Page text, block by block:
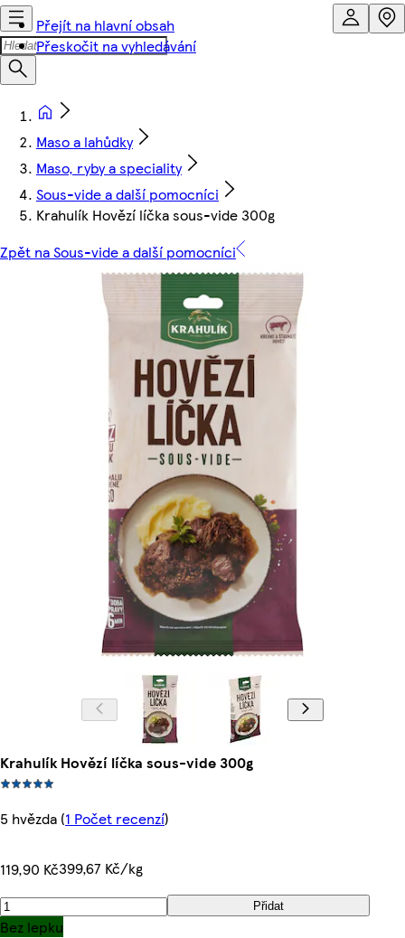
Přejít na hlavní obsah
Přeskočit na vyhledávání
Maso a lahůdky
Maso, ryby a speciality
Sous-vide a další pomocníci
Krahulík Hovězí líčka sous-vide 300g
Zpět na Sous-vide a další pomocníci
Krahulík Hovězí líčka sous-vide 300g
5 hvězda (1 Počet recenzí)
119,90 Kč399,67 Kč/kg
Přidat
Bez lepku